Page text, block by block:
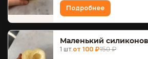
Подробнее
Маленький
1 шт.от 100 ₽150 ₽